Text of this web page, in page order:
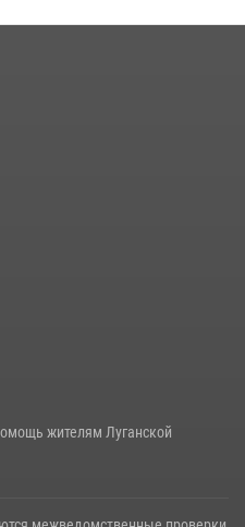
в круглом столе с
«Знание»
жителям Луганской